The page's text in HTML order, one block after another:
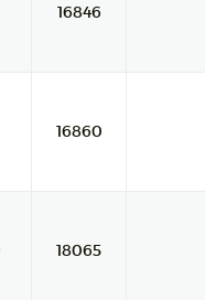
16846
16860
18065